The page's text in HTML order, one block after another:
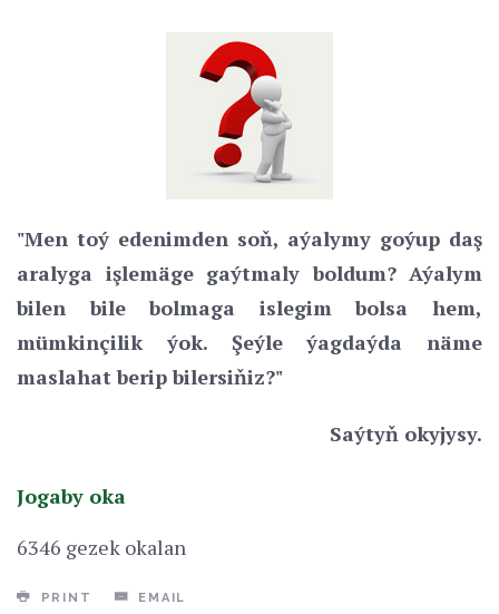
"Men toý edenimden soň, aýalymy goýup daş
aralyga işlemäge gaýtmaly boldum? Aýalym
bilen bile bolmaga islegim bolsa hem,
mümkinçilik ýok. Şeýle ýagdaýda näme
maslahat berip bilersiňiz?"
Saýtyň okyjysy.
Jogaby oka
6346 gezek okalan
PRINT EMAIL